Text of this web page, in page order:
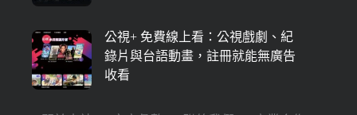
公視+ 免費線上看：公視戲劇、紀
錄片與台語動畫，註冊就能無廣告
收看